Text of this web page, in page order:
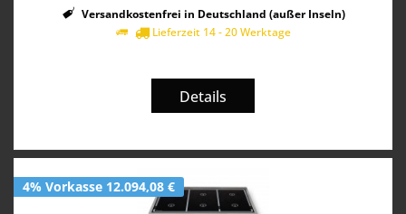
Versandkostenfrei in Deutschland (außer Inseln)
Lieferzeit 14 - 20 Werktage
Details
4% Vorkasse 12.094,08 €